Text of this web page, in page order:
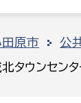
に
田原市 公
タウンセン